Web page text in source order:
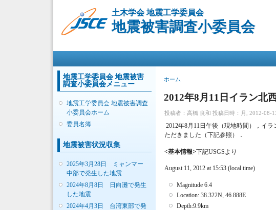
土木学会 地震工学委員会
地震被害調査小委員会
地震工学委員会 地震被害
調査小委員会メニュー
地震工学委員会 地震被害調査
小委員会ホーム
委員名簿
地震被害状況収集
2025年3月28日 ミャンマー
中部で発生した地震
2024年8月8日 日向灘で発生
した地震
2024年4月3日 台湾東部で発
現在地
ホーム
2012年8月11日イラン北
投稿者： 高橋 良和 投稿日時：月, 2012-08-
2012年8月11日午後（現地時間），イ
ただきました（下記参照）．
<基本情報>下記USGSより
August 11, 2012 at 15:53 (local time)
Magnitude 6.4
Location: 38.322N, 46.888E
Depth:9.9km